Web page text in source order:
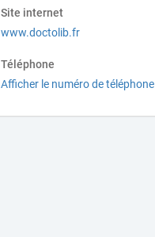
Site internet
www.doctolib.fr
Téléphone
Afficher le numéro de téléphone